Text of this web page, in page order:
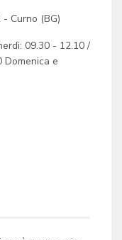
Curno (BG)
09.30 - 12.10 /
Domenica e